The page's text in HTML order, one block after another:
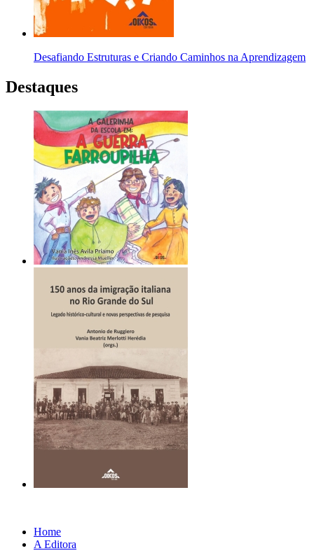
Desafiando Estruturas e Criando Caminhos na Aprendizagem
Destaques
Home
A Editora